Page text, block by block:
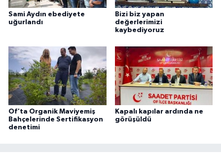
Sami Aydın ebediyete
uğurlandı
Bizi biz yapan
değerlerimizi
kaybediyoruz
Of'ta Organik Maviyemiş
Bahçelerinde Sertifikasyon
denetimi
Kapalı kapılar ardında ne
görüşüldü